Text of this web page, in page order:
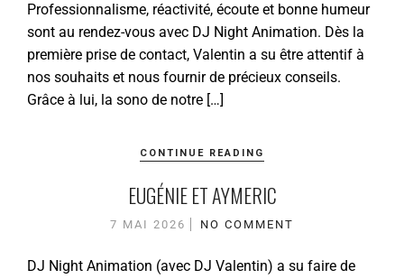
Professionnalisme, réactivité, écoute et bonne humeur
sont au rendez-vous avec DJ Night Animation. Dès la
première prise de contact, Valentin a su être attentif à
nos souhaits et nous fournir de précieux conseils.
Grâce à lui, la sono de notre […]
CONTINUE READING
EUGÉNIE ET AYMERIC
7 MAI 2026 NO COMMENT
DJ Night Animation (avec DJ Valentin) a su faire de